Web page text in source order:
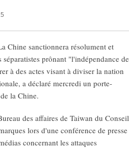
Chine sanctionnera résolument et
prônant "l'indépendance de
à des actes visant à diviser la nation
a déclaré mercredi un porte-
la Chine.
des affaires de Taiwan du Conseil
lors d'une conférence de presse
concernant les attaques